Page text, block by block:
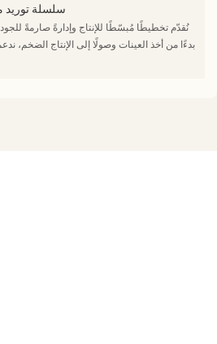
سلسلة
نُقدّم تخطيطًا مُبسّطًا للإنتاج وإدارةً صارمةً
بدءًا من أخذ العينات وصولًا إلى الإنتاج الضخم،